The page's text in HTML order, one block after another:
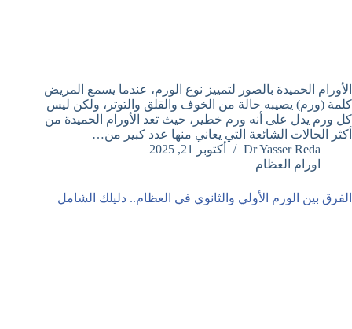
الأورام الحميدة بالصور لتمييز نوع الورم، عندما يسمع المريض
كلمة (ورم) يصيبه حالة من الخوف والقلق والتوتر، ولكن ليس
كل ورم يدل على أنه ورم خطير، حيث تعد الأورام الحميدة من
أكثر الحالات الشائعة التي يعاني منها عدد كبير من…
Dr Yasser Reda
أكتوبر 21, 2025
اورام العظام
الفرق بين الورم الأولي والثانوي في العظام.. دليلك الشامل